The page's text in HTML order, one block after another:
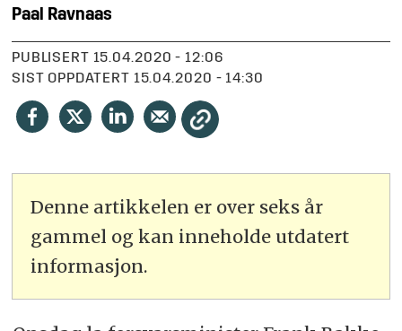
Paal Ravnaas
PUBLISERT
15.04.2020 - 12:06
SIST OPPDATERT
15.04.2020 - 14:30
Denne artikkelen er over seks år
gammel og kan inneholde utdatert
informasjon.